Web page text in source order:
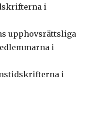
i
upphovsrättsliga
i
i